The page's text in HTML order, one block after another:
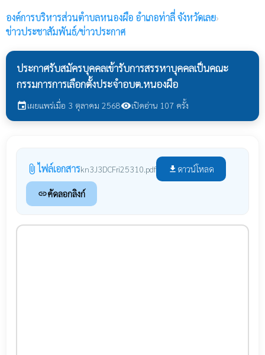
องค์การบริหารส่วนตำบลหนองผือ อำเภอท่าลี่ จังหวัดเลย›
ข่าวประชาสัมพันธ์/ข่าวประกาศ
ประกาศรับสมัครบุคคลเข้ารับการสรรหาบุคคลเป็นคณะ
กรรมการการเลือกตั้งประจำอบต.หนองผือ
eventเผยแพร่เมื่อ 3 ตุลาคม 2568visibilityเปิดอ่าน 107 ครั้ง
attach_file ไฟล์เอกสารkn3J3DCFri25310.pdf file_download ดาวน์โหลด
linkคัดลอกลิงก์